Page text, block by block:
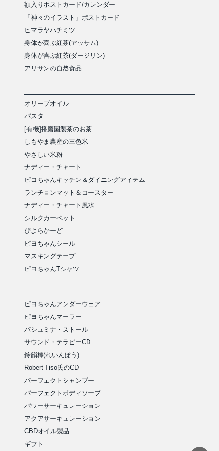
額入りポストカード/カレンダー
「神々のイラスト」ポストカード
ヒマラヤハチミツ
身体が喜ぶ紅茶(アッサム)
身体が喜ぶ紅茶(ダージリン)
アリサンの自然食品
オリーブオイル
パスタ
[有機]播磨園製茶のお茶
しもやま農産の三色米
やさしい米粉
ナディー・チャート
ピヨちゃんキッチン＆ダイニングアイテム
ランチョンマット＆コースター
ナディー・チャート風水
シルクカーペット
ぴよらかーど
ピヨちゃんシール
マスキングテープ
ピヨちゃんTシャツ
ピヨちゃんアンダーウェア
ピヨちゃんマーラー
パシュミナ・ストール
サウンド・テラピーCD
鈴韻棒(れいんぼう)
Robert Tiso氏のCD
パーフェクトシャンプー
パーフェクトボディソープ
パワーサーキュレーション
アクアサーキュレーション
CBDオイル製品
ギフト